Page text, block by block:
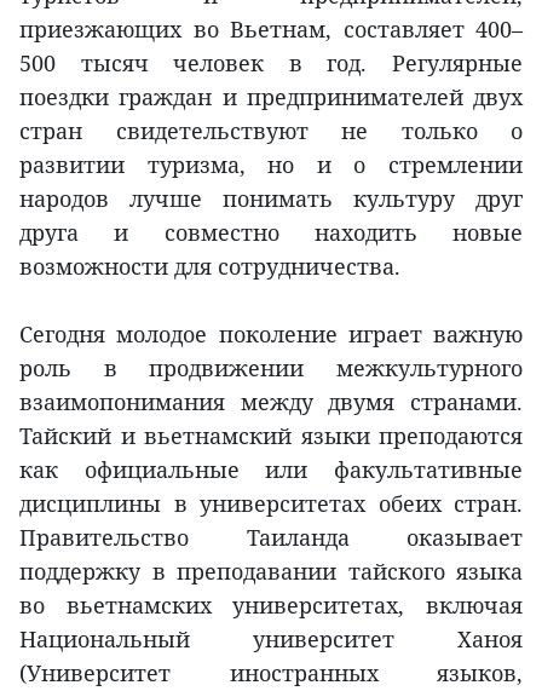
приезжающих во Вьетнам, составляет 400–
500 тысяч человек в год. Регулярные
поездки граждан и предпринимателей двух
стран свидетельствуют не только о
развитии туризма, но и о стремлении
народов лучше понимать культуру друг
друга и совместно находить новые
возможности для сотрудничества.
Сегодня молодое поколение играет важную
роль в продвижении межкультурного
взаимопонимания между двумя странами.
Тайский и вьетнамский языки преподаются
как официальные или факультативные
дисциплины в университетах обеих стран.
Правительство Таиланда оказывает
поддержку в преподавании тайского языка
во вьетнамских университетах, включая
Национальный университет Ханоя
(Университет иностранных языков,